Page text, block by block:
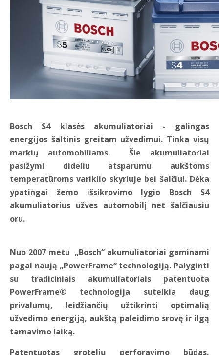
Bosch S4 klasės akumuliatoriai - galingas
energijos šaltinis greitam užvedimui. Tinka visų
markių automobiliams. Šie akumuliatoriai
pasižymi dideliu atsparumu aukštoms
temperatūroms variklio skyriuje bei šalčiui. Dėka
ypatingai žemo išsikrovimo lygio Bosch S4
akumuliatorius užves automobilį net šalčiausiu
oru.
Nuo 2007 metu „Bosch“ akumuliatoriai gaminami
pagal naują „PowerFrame“ technologiją. Palyginti
su tradiciniais akumuliatoriais
patentuota
PowerFrame®
technologija suteikia daug
privalumų, leidžiančių užtikrinti optimalią
užvedimo energiją, aukštą paleidimo srovę ir ilgą
tarnavimo laiką.
Patentuotas grotelių perforavimo būdas,